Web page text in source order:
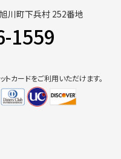
川町下兵村 252番地
1559
カードをご利用いただけます。